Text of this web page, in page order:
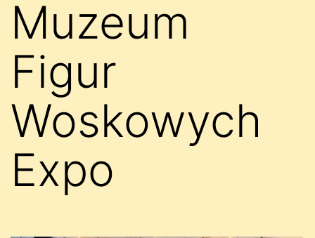
Muzeum
Figur
Woskowych
Expo